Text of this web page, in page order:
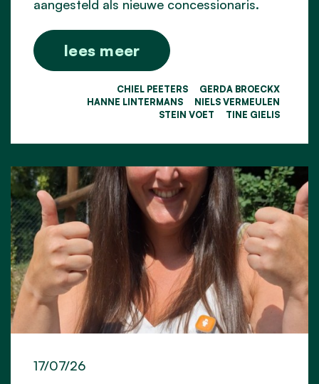
aangesteld als nieuwe concessionaris.
lees meer
CHIEL PEETERS
GERDA BROECKX
HANNE LINTERMANS
NIELS VERMEULEN
STEIN VOET
TINE GIELIS
17/07/26